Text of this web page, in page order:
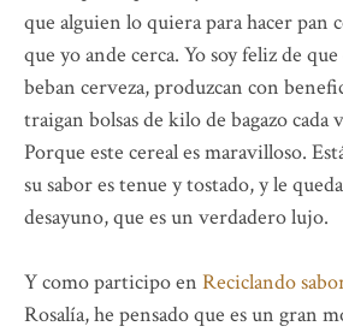
que alguien lo quiera para hacer pan
que yo ande cerca. Yo soy feliz de
beban cerveza, produzcan con
traigan bolsas de kilo de bagazo cada
Porque este cereal es maravilloso.
su sabor es tenue y tostado, y le
desayuno, que es un verdadero lujo.
Y como participo en Reciclando
Rosalía, he pensado que es un gran